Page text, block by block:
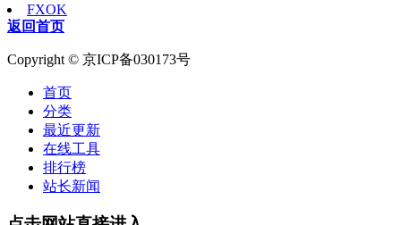
FXOK
返回首页
Copyright © 京ICP备030173号
首页
分类
最近更新
在线工具
排行榜
站长新闻